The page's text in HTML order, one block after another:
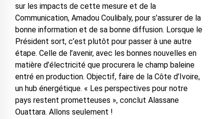
sur les impacts de cette mesure et de la
Communication, Amadou Coulibaly, pour s’assurer de la
bonne information et de sa bonne diffusion. Lorsque le
Président sort, c’est plutôt pour passer à une autre
étape. Celle de l’avenir, avec les bonnes nouvelles en
matière d’électricité que procurera le champ baleine
entré en production. Objectif, faire de la Côte d’Ivoire,
un hub énergétique. « Les perspectives pour notre
pays restent prometteuses », conclut Alassane
Ouattara. Allons seulement !